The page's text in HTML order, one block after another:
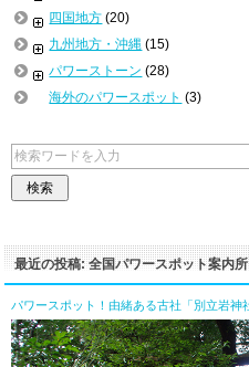
四国地方 (20)
九州地方・沖縄 (15)
パワーストーン (28)
海外のパワースポット (3)
最近の投稿: 全国パワースポット案内所
パワースポット！由緒ある古社「別立岩神